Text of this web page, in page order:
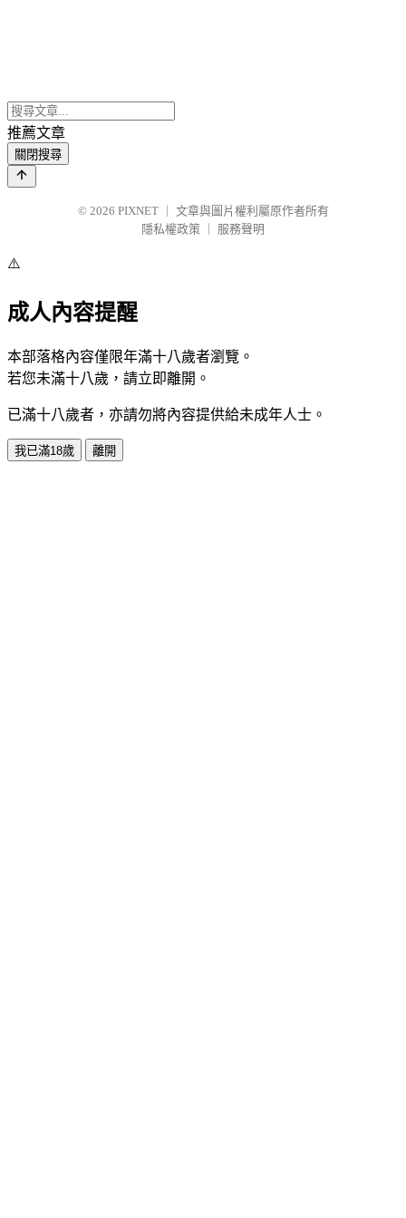
推薦文章
關閉搜尋
© 2026 PIXNET
文章與圖片權利屬原作者所有
隱私權政策
服務聲明
⚠️
成人內容提醒
本部落格內容僅限年滿十八歲者瀏覽。
若您未滿十八歲，請立即離開。
已滿十八歲者，亦請勿將內容提供給未成年人士。
我已滿18歲 離開